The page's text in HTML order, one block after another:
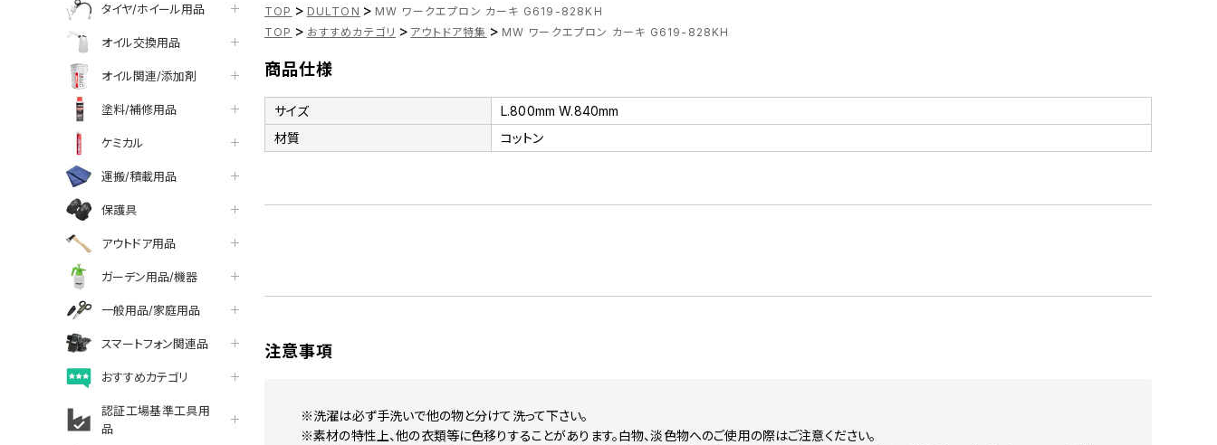
タイヤ/ホイール用品
オイル交換用品
オイル関連/添加剤
塗料/補修用品
ケミカル
運搬/積載用品
保護具
アウトドア用品
ガーデン用品/機器
一般用品/家庭用品
スマートフォン関連品
おすすめカテゴリ
認証工場基準工具用
品
TOP > DULTON > MW ワークエプロン カーキ G619-828KH
TOP > おすすめカテゴリ > アウトドア特集 > MW ワークエプロン カーキ G619-828KH
商品仕様
サイズ
L.800mm W.840mm
材質
コットン
注意事項
※洗濯は必ず手洗いで他の物と分けて洗って下さい。
※素材の特性上、他の衣類等に色移りすることがあります。白物、淡色物へのご使用の際はご注意ください。